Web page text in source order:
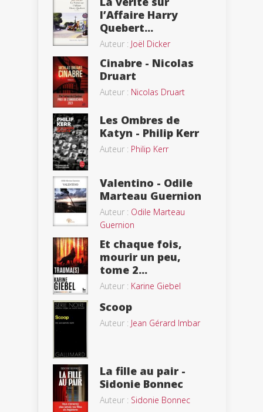
l’Affaire Harry
Quebert...
Auteur : Joël Dicker
Cinabre - Nicolas
Druart
Auteur : Nicolas Druart
Les Ombres de
Katyn - Philip Kerr
Auteur : Philip Kerr
Valentino - Odile
Marteau Guernion
Auteur : Odile Marteau
Guernion
Et chaque fois,
mourir un peu,
tome 2...
Auteur : Karine Giebel
Scoop
Auteur : Jean Gérard Imbar
La fille au pair -
Sidonie Bonnec
Auteur : Sidonie Bonnec